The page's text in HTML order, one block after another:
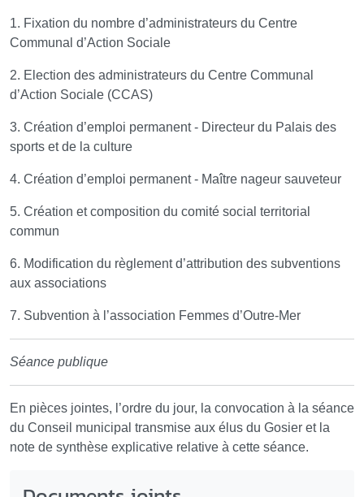
1. Fixation du nombre d’administrateurs du Centre
Communal d’Action Sociale
2. Election des administrateurs du Centre Communal
d’Action Sociale (CCAS)
3. Création d’emploi permanent - Directeur du Palais des
sports et de la culture
4. Création d’emploi permanent - Maître nageur sauveteur
5. Création et composition du comité social territorial
commun
6. Modification du règlement d’attribution des subventions
aux associations
7. Subvention à l’association Femmes d’Outre-Mer
Séance publique
En pièces jointes, l’ordre du jour, la convocation à la séance
du Conseil municipal transmise aux élus du Gosier et la
note de synthèse explicative relative à cette séance.